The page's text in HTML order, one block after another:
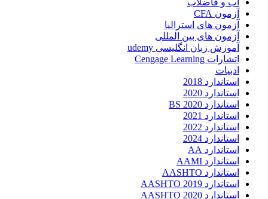
آزمون CFA
آزمون های استرالیا
آزمون های بین المللی
آموزش زبان انگلیسی udemy
اتشارات Cengage Learning
ادبیات
استاندارد 2018
استاندارد 2020
استاندارد 2020 BS
استاندارد 2021
استاندارد 2022
استاندارد 2024
استاندارد AA
استاندارد AAMI
استاندارد AASHTO
استاندارد AASHTO 2019
استاندارد AASHTO 2020